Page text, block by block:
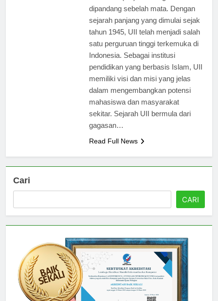
dipandang sebelah mata. Dengan
sejarah panjang yang dimulai sejak
tahun 1945, UII telah menjadi salah
satu perguruan tinggi terkemuka di
Indonesia. Sebagai institusi
pendidikan yang berbasis Islam, UII
memiliki visi dan misi yang jelas
dalam mengembangkan potensi
mahasiswa dan masyarakat
sekitar. Sejarah UII bermula dari
gagasan…
Read Full News
Cari
CARI